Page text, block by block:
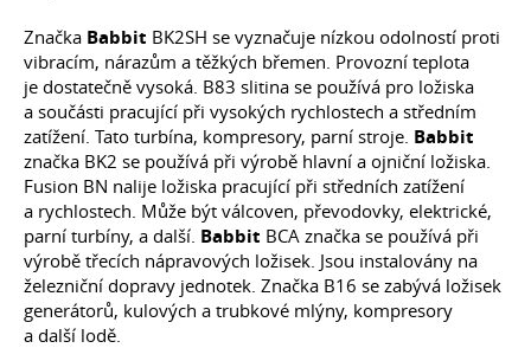
Značka Babbit BK2SH se vyznačuje nízkou odolností proti
vibracím, nárazům a těžkých břemen. Provozní teplota
je dostatečně vysoká. B83 slitina se používá pro ložiska
a součásti pracující při vysokých rychlostech a středním
zatížení. Tato turbína, kompresory, parní stroje. Babbit
značka BK2 se používá při výrobě hlavní a ojniční ložiska.
Fusion BN nalije ložiska pracující při středních zatížení
a rychlostech. Může být válcoven, převodovky, elektrické,
parní turbíny, a další. Babbit BCA značka se používá při
výrobě třecích nápravových ložisek. Jsou instalovány na
železniční dopravy jednotek. Značka B16 se zabývá ložisek
generátorů, kulových a trubkové mlýny, kompresory
a další lodě.